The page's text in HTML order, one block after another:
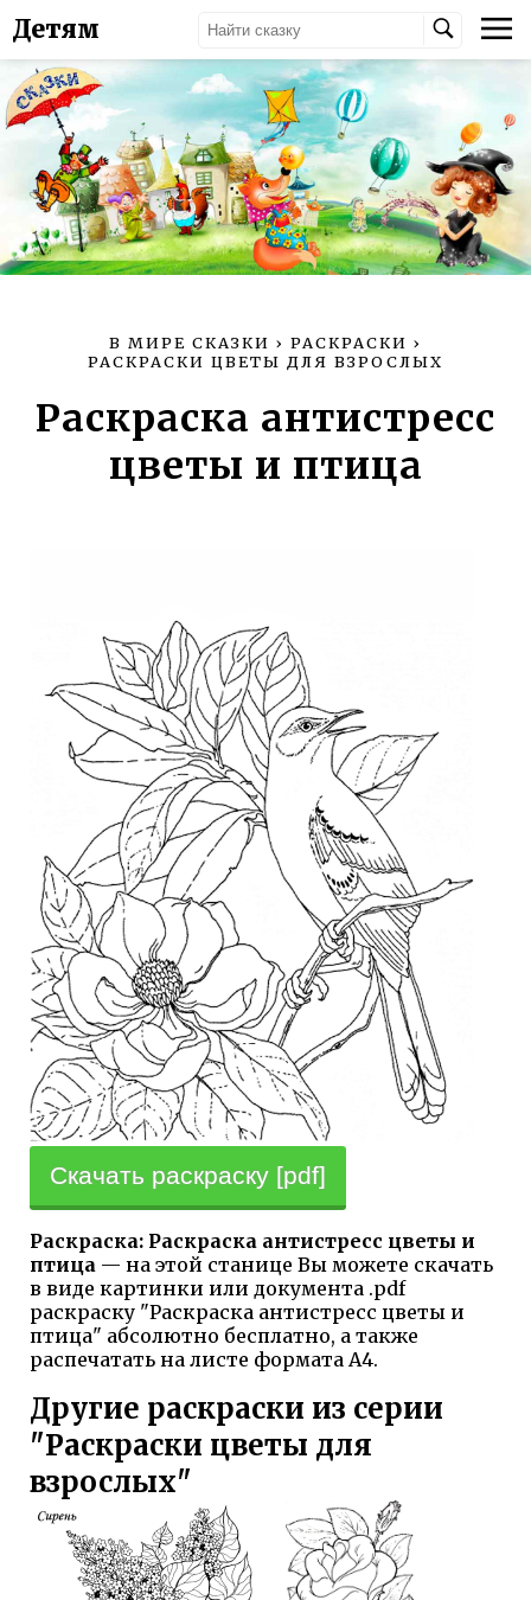
Детям
В МИРЕ СКАЗКИ › РАСКРАСКИ ›
РАСКРАСКИ ЦВЕТЫ ДЛЯ ВЗРОСЛЫХ
Раскраска антистресс
цветы и птица
Скачать раскраску [pdf]
Раскраска: Раскраска антистресс цветы и
птица — на этой станице Вы можете скачать
в виде картинки или документа .pdf
раскраску "Раскраска антистресс цветы и
птица" абсолютно бесплатно, а также
распечатать на листе формата А4.
Другие раскраски из серии
"Раскраски цветы для
взрослых"